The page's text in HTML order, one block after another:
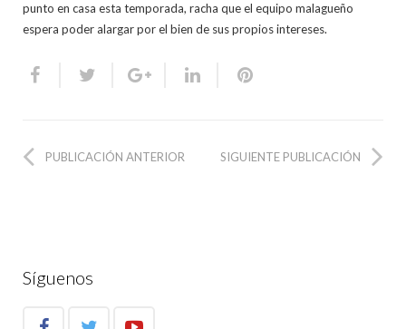
punto en casa esta temporada, racha que el equipo malagueño
espera poder alargar por el bien de sus propios intereses.
PUBLICACIÓN ANTERIOR SIGUIENTE PUBLICACIÓN
Síguenos